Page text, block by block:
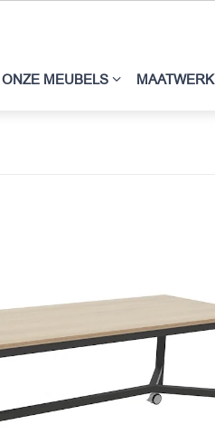
ONZE MEUBELS MAATWERK